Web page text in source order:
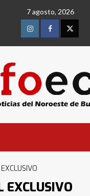
7 agosto, 2026
InstagramFacebookTwitter
EXCLUSIVO